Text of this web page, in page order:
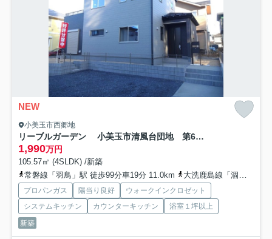
NEW
小美玉市西郷地
リーブルガーデン 小美玉市清風台団地 第6 限定1棟！
1,990万円
105.57㎡ (4SLDK) /新築
常磐線「羽鳥」駅 徒歩99分車19分 11.0km
大洗鹿島線「涸沼」駅 車21分 16.3km
プロパンガス 陽当り良好
ウォークインクロゼット
システムキッチン
カウンターキッチン
浴室１坪以上
新築